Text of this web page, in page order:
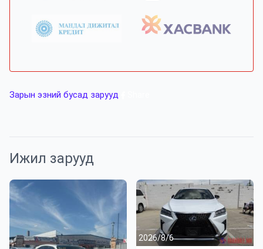
Зарын эзний бусад зарууд
Ижил зарууд
2026/8/6